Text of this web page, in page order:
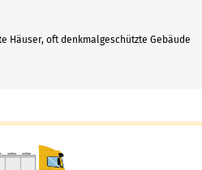
Häuser, oft denkmalgeschützte Gebäude